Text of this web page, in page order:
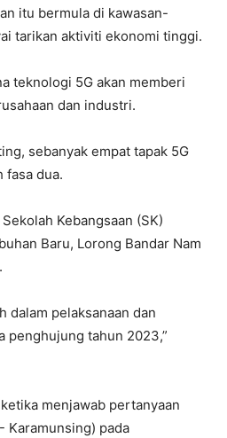
itu bermula di kawasan-
tarikan aktiviti ekonomi tinggi.
teknologi 5G akan memberi
dan industri.
sebanyak empat tapak 5G
fasa dua.
Kebangsaan (SK)
Baru, Lorong Bandar Nam
dalam pelaksanaan dan
penghujung tahun 2023,”
menjawab pertanyaan
Karamunsing) pada